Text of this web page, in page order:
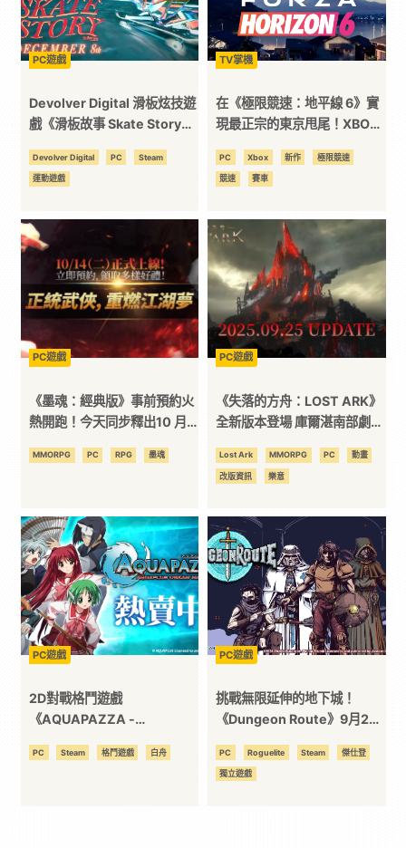
台
PC遊戲
Devolver Digital 滑板炫技遊
戲《滑板故事 Skate Story》
PlayStation 5和Nintendo
Switch 2
Devolver Digital PC Steam
運動遊戲
TV掌機
在《極限競速：地平線 6》實
現最正宗的東京甩尾！XBOX
開！
PC Xbox 新作 極限競速
競速 賽車
PC遊戲
《墨魂：經典版》事前預約火
熱開跑！今天同步釋出10 月
MMORPG PC RPG 墨魂
PC遊戲
《失落的方舟：LOST ARK》
全新版本登場 庫爾湛南部劇情
Lost Ark MMORPG PC 動畫
改版資訊 樂意
PC遊戲
2D對戰格鬥遊戲
《AQUAPAZZA -
於Steam平台正式開賣！自
PC Steam 格鬥遊戲 白舟
PC遊戲
挑戰無限延伸的地下城！
《Dungeon Route》9月25
時9折優惠！
PC Roguelite Steam 傑仕登
獨立遊戲